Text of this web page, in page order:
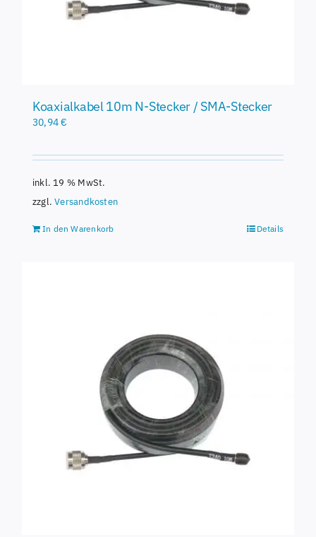
Koaxialkabel 10m N-Stecker / SMA-Stecker
30,94€
inkl. 19 % MwSt.
zzgl.Versandkosten
In den Warenkorb Details